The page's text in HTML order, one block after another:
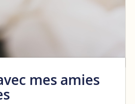
mes amies